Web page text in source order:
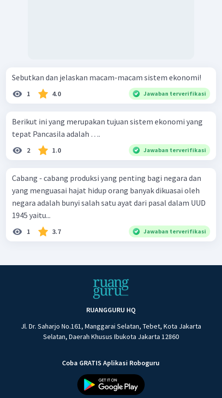
Sebutkan dan jelaskan macam-macam sistem ekonomi!
1 4.0 Jawaban terverifikasi
Berikut ini yang merupakan tujuan sistem ekonomi yang
tepat Pancasila adalah ….
2 1.0 Jawaban terverifikasi
Cabang - cabang produksi yang penting bagi negara dan
yang menguasai hajat hidup orang banyak dikuasai oleh
negara adalah bunyi salah satu ayat dari pasal dalam UUD
1945 yaitu...
1 3.7 Jawaban terverifikasi
RUANGGURU HQ
Jl. Dr. Saharjo No.161, Manggarai Selatan, Tebet, Kota Jakarta
Selatan, Daerah Khusus Ibukota Jakarta 12860
Coba GRATIS Aplikasi Roboguru